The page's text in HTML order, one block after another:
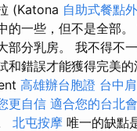
(Katona 自助式餐點
的一些，但不是全部
部分乳房。 我不得不
和錯誤才能獲得完美
高雄辦台胞證 台中
更自信 適合您的台北
北屯按摩 唯一的缺點